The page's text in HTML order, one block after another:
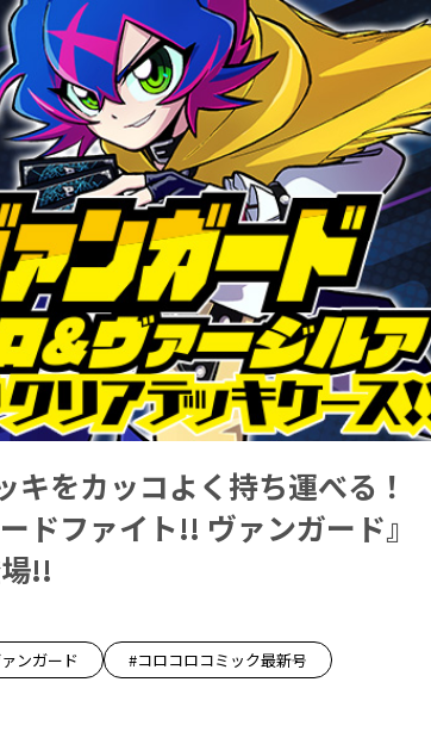
キをカッコよく持ち運べる！
ドファイト!! ヴァンガード』
!!
ンガード
#コロコロコミック最新号